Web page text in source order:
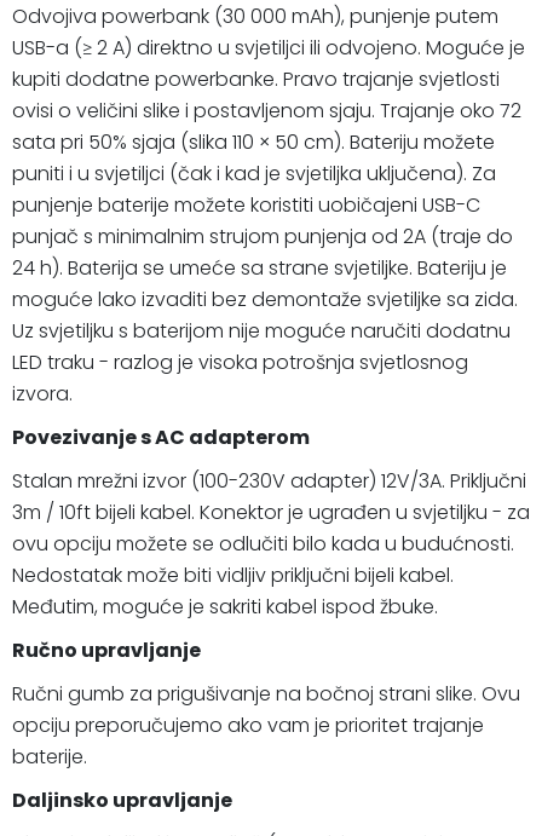
Odvojiva powerbank (30 000 mAh), punjenje putem
USB-a (≥ 2 A) direktno u svjetiljci ili odvojeno. Moguće je
kupiti dodatne powerbanke. Pravo trajanje svjetlosti
ovisi o veličini slike i postavljenom sjaju. Trajanje oko 72
sata pri 50% sjaja (slika 110 × 50 cm). Bateriju možete
puniti i u svjetiljci (čak i kad je svjetiljka uključena). Za
punjenje baterije možete koristiti uobičajeni USB-C
punjač s minimalnim strujom punjenja od 2A (traje do
24 h). Baterija se umeće sa strane svjetiljke. Bateriju je
moguće lako izvaditi bez demontaže svjetiljke sa zida.
Uz svjetiljku s baterijom nije moguće naručiti dodatnu
LED traku - razlog je visoka potrošnja svjetlosnog
izvora.
Povezivanje s AC adapterom
Stalan mrežni izvor (100-230V adapter) 12V/3A. Priključni
3m / 10ft bijeli kabel. Konektor je ugrađen u svjetiljku - za
ovu opciju možete se odlučiti bilo kada u budućnosti.
Nedostatak može biti vidljiv priključni bijeli kabel.
Međutim, moguće je sakriti kabel ispod žbuke.
Ručno upravljanje
Ručni gumb za prigušivanje na bočnoj strani slike. Ovu
opciju preporučujemo ako vam je prioritet trajanje
baterije.
Daljinsko upravljanje